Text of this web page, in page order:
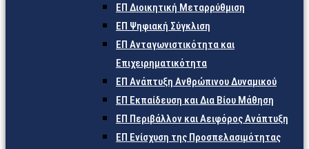
ΕΠ Διοικητική Μεταρρύθμιση
ΕΠ Ψηφιακή Σύγκλιση
ΕΠ Ανταγωνιστικότητα και
Επιχειρηματικότητα
ΕΠ Ανάπτυξη Ανθρώπινου Δυναμικού
ΕΠ Εκπαίδευση και Δια Βίου Μάθηση
ΕΠ Περιβάλλον και Αειφόρος Ανάπτυξη
ΕΠ Ενίσχυση της Προσπελασιμότητας